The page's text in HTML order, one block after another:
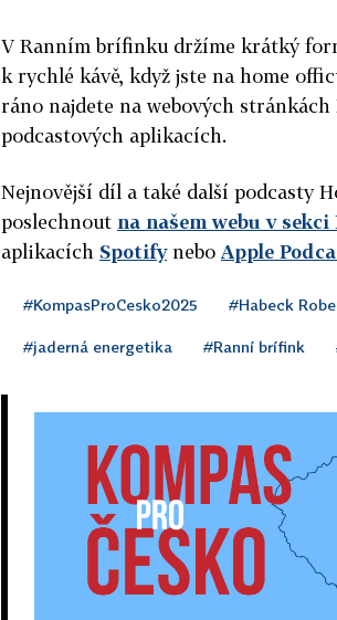
V Ranním brífinku držíme krátký
k rychlé kávě, když jste na home
ráno najdete na webových stránkách
podcastových aplikacích.
Nejnovější díl a také další podcasty
poslechnout na našem webu v sekci
aplikacích Spotify nebo Apple
#KompasProCesko2025 #Habeck
#jaderná energetika #Ranní brífink